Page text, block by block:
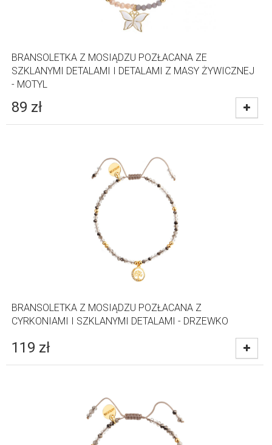
BRANSOLETKA Z MOSIĄDZU POZŁACANA ZE
SZKLANYMI DETALAMI I DETALAMI Z MASY ŻYWICZNEJ
- MOTYL
89 zł
BRANSOLETKA Z MOSIĄDZU POZŁACANA Z
CYRKONIAMI I SZKLANYMI DETALAMI - DRZEWKO
119 zł